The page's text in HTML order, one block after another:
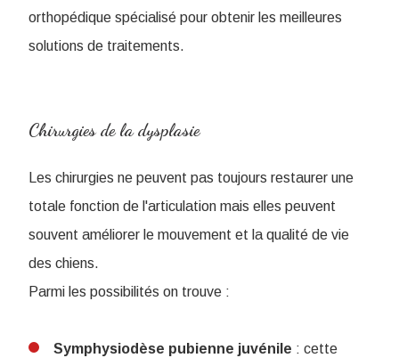
orthopédique spécialisé pour obtenir les meilleures
solutions de traitements.
Chirurgies de la dysplasie
Les chirurgies ne peuvent pas toujours restaurer une
totale fonction de l'articulation mais elles peuvent
souvent améliorer le mouvement et la qualité de vie
des chiens.
Parmi les possibilités on trouve :
Symphysiodèse pubienne juvénile : cette